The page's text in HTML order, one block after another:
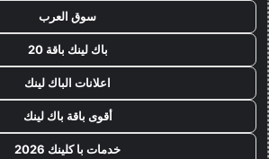
سوق العرب
باك لينك باقة 20
اعلانات الباك لينك
أقوى باقة باك لينك
خدمات با كلينك 2026